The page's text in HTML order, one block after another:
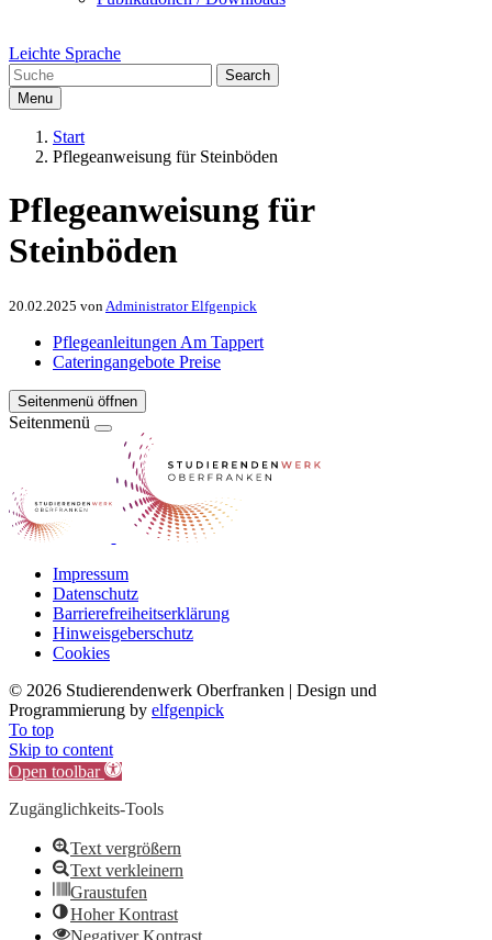
Leichte Sprache
Search
Menu
Start
Pflegeanweisung für Steinböden
Pflegeanweisung für
Steinböden
20.02.2025 von Administrator Elfgenpick
Pflegeanleitungen Am Tappert
Cateringangebote Preise
Seitenmenü öffnen
Seitenmenü
Impressum
Datenschutz
Barrierefreiheitserklärung
Hinweisgeberschutz
Cookies
© 2026 Studierendenwerk Oberfranken | Design und
Programmierung by elfgenpick
To top
Skip to content
Open toolbar
Zugänglichkeits-Tools
Text vergrößern
Text verkleinern
Graustufen
Hoher Kontrast
Negativer Kontrast